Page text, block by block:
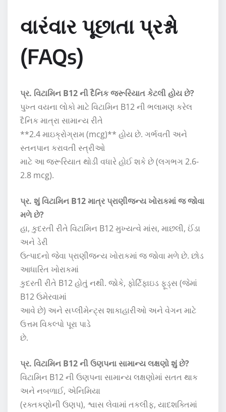
વારંવાર પૂછાતા પ્રશ્નો
(FAQs)
પ્ર. વિટામિન B12 ની દૈનિક જરૂરિયાત કેટલી હોય છે?
પુખ્ત વયના લોકો માટે વિટામિન B12 ની ભલામણ કરેલ
દૈનિક માત્રા સામાન્ય રીતે
**2.4 માઇક્રોગ્રામ (mcg)** હોય છે. ગર્ભવતી અને
સ્તનપાન કરાવતી સ્ત્રીઓ
માટે આ જરૂરિયાત થોડી વધારે હોઈ શકે છે (લગભગ 2.6-
2.8 mcg).
પ્ર. શું વિટામિન B12 માત્ર પ્રાણીજન્ય ખોરાકમાં જ જોવા
મળે છે?
હા, કુદરતી રીતે વિટામિન B12 મુખ્યત્વે માંસ, માછલી, ઈંડા
અને ડેરી
ઉત્પાદનો જેવા પ્રાણીજન્ય ખોરાકમાં જ જોવા મળે છે. છોડ
આધારિત ખોરાકમાં
કુદરતી રીતે B12 હોતું નથી. જોકે, ફોર્ટિફાઇડ ફૂડ્સ (જેમાં
B12 ઉમેરવામાં
આવે છે) અને સપ્લીમેન્ટ્સ શાકાહારીઓ અને વેગન માટે
ઉત્તમ વિકલ્પો પૂરા પાડે
છે.
પ્ર. વિટામિન B12 ની ઉણપના સામાન્ય લક્ષણો શું છે?
વિટામિન B12 ની ઉણપના સામાન્ય લક્ષણોમાં સતત થાક
અને નબળાઈ, એનિમિયા
(રક્તકણોની ઉણપ), શ્વાસ લેવામાં તકલીફ, યાદશક્તિમાં